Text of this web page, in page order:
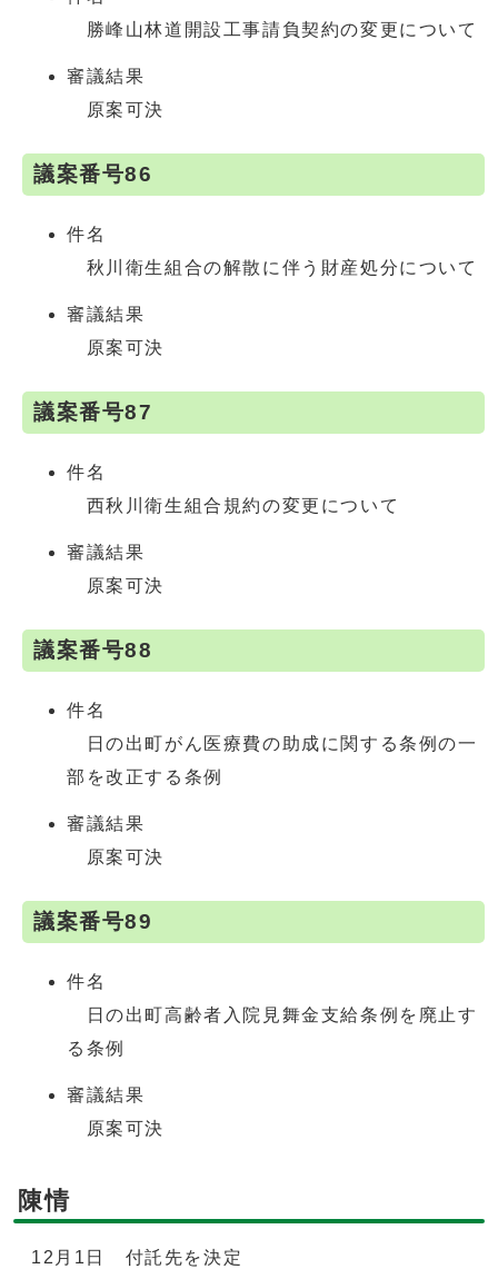
勝峰山林道開設工事請負契約の変更について
審議結果
原案可決
議案番号86
件名
秋川衛生組合の解散に伴う財産処分について
審議結果
原案可決
議案番号87
件名
西秋川衛生組合規約の変更について
審議結果
原案可決
議案番号88
件名
日の出町がん医療費の助成に関する条例の一
部を改正する条例
審議結果
原案可決
議案番号89
件名
日の出町高齢者入院見舞金支給条例を廃止す
る条例
審議結果
原案可決
陳情
12月1日 付託先を決定